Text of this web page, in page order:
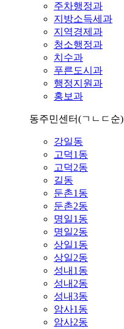
주차행정과
지방소득세과
지역경제과
청소행정과
치수과
푸른도시과
행정지원과
홍보과
동주민센터(ㄱㄴㄷ순)
강일동
고덕1동
고덕2동
길동
둔촌1동
둔촌2동
명일1동
명일2동
상일1동
상일2동
성내1동
성내2동
성내3동
암사1동
암사2동